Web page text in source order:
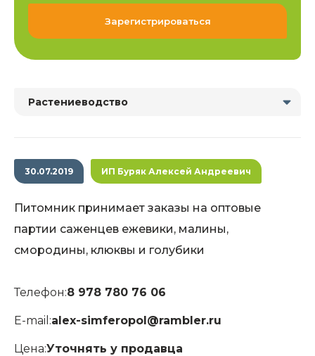
Зарегистрироваться
Растениеводство
30.07.2019 ИП Буряк Алексей Андреевич
Питомник принимает заказы на оптовые
партии саженцев ежевики, малины,
смородины, клюквы и голубики
Телефон:8 978 780 76 06
E-mail:alex-simferopol@rambler.ru
Цена:Уточнять у продавца